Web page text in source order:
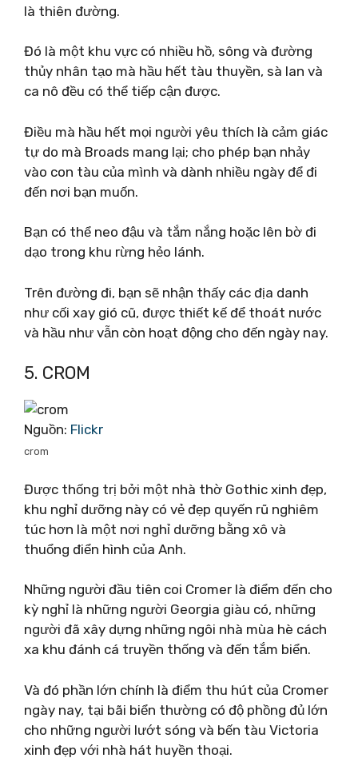
là thiên đường.
Đó là một khu vực có nhiều hồ, sông và đường
thủy nhân tạo mà hầu hết tàu thuyền, sà lan và
ca nô đều có thể tiếp cận được.
Điều mà hầu hết mọi người yêu thích là cảm giác
tự do mà Broads mang lại; cho phép bạn nhảy
vào con tàu của mình và dành nhiều ngày để đi
đến nơi bạn muốn.
Bạn có thể neo đậu và tắm nắng hoặc lên bờ đi
dạo trong khu rừng hẻo lánh.
Trên đường đi, bạn sẽ nhận thấy các địa danh
như cối xay gió cũ, được thiết kế để thoát nước
và hầu như vẫn còn hoạt động cho đến ngày nay.
5. CROM
Nguồn: Flickr
crom
Được thống trị bởi một nhà thờ Gothic xinh đẹp,
khu nghỉ dưỡng này có vẻ đẹp quyến rũ nghiêm
túc hơn là một nơi nghỉ dưỡng bằng xô và
thuổng điển hình của Anh.
Những người đầu tiên coi Cromer là điểm đến cho
kỳ nghỉ là những người Georgia giàu có, những
người đã xây dựng những ngôi nhà mùa hè cách
xa khu đánh cá truyền thống và đến tắm biển.
Và đó phần lớn chính là điểm thu hút của Cromer
ngày nay, tại bãi biển thường có độ phồng đủ lớn
cho những người lướt sóng và bến tàu Victoria
xinh đẹp với nhà hát huyền thoại.